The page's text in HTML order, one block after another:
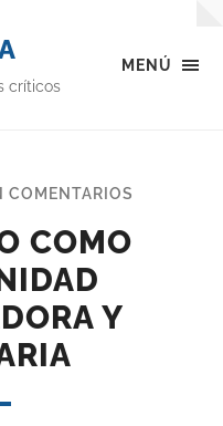
MENÚ
críticos
COMENTARIOS
COMO
Y